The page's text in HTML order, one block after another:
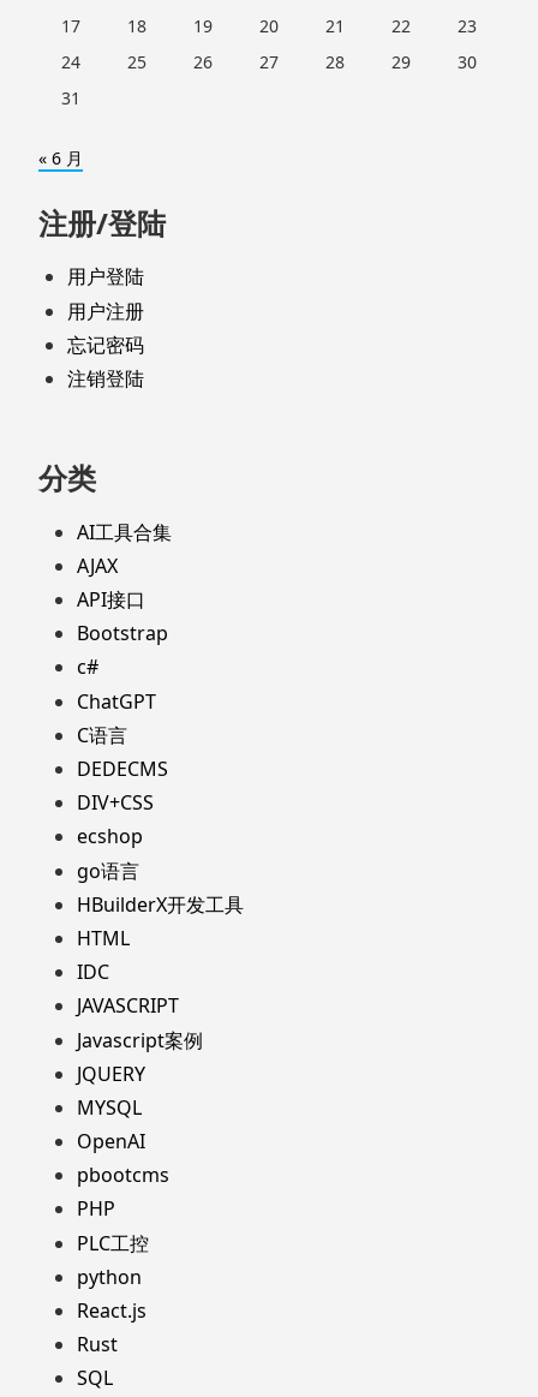
17
18 19 20 21 22
23
24
25 26 27 28 29
30
31
« 6 月
注册/登陆
用户登陆
用户注册
忘记密码
注销登陆
分类
AI工具合集
AJAX
API接口
Bootstrap
c#
ChatGPT
C语言
DEDECMS
DIV+CSS
ecshop
go语言
HBuilderX开发工具
HTML
IDC
JAVASCRIPT
Javascript案例
JQUERY
MYSQL
OpenAI
pbootcms
PHP
PLC工控
python
React.js
Rust
SQL